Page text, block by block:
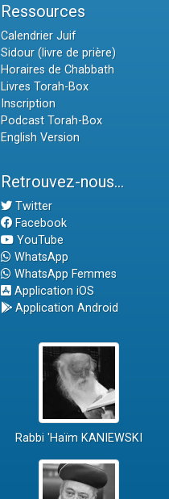
Ressources
Calendrier Juif
Sidour (livre de prière)
Horaires de Chabbath
Livres Torah-Box
Inscription
Podcast Torah-Box
English Version
Retrouvez-nous...
Twitter
Facebook
YouTube
WhatsApp
WhatsApp Femmes
Application iOS
Application Android
Rabbi 'Haïm KANIEWSKI